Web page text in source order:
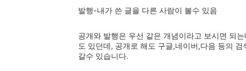
발행-내가 쓴 글을 다른 사람이 볼수 있음
공개와 발행은 우선 같은 개념이라고 보시면 되
도 있던데, 공개로 해도 구글,네이버,다음 등의
갈수 있습니다.